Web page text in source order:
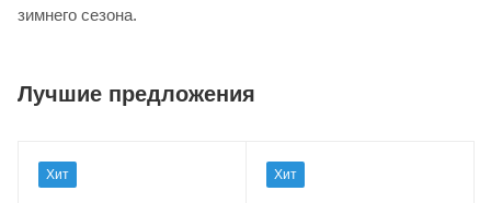
зимнего сезона.
Лучшие предложения
Хит Хит